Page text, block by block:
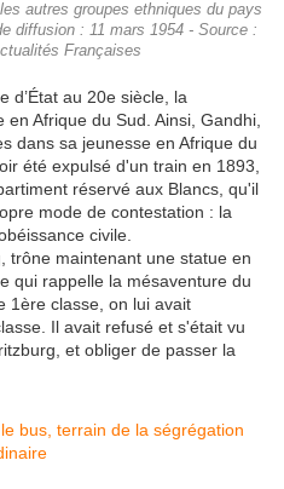
autres groupes ethniques du pays
diffusion : 11 mars 1954 - Source :
Françaises
d’État au 20e siècle, la
Afrique du Sud. Ainsi, Gandhi,
dans sa jeunesse en Afrique du
été expulsé d'un train en 1893,
réservé aux Blancs, qu'il
mode de contestation : la
civile.
trône maintenant une statue en
qui rappelle la mésaventure du
1ère classe, on lui avait
Il avait refusé et s'était vu
et obliger de passer la